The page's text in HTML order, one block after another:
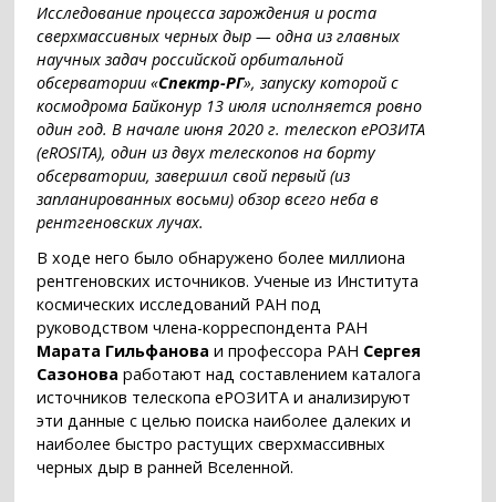
Исследование процесса зарождения и роста
сверхмассивных черных дыр — одна из главных
научных задач российской орбитальной
обсерватории «Спектр-РГ», запуску которой с
космодрома Байконур 13 июля исполняется ровно
один год. В начале июня 2020 г. телескоп еРОЗИТА
(eROSITA), один из двух телескопов на борту
обсерватории, завершил свой первый (из
запланированных восьми) обзор всего неба в
рентгеновских лучах.
В ходе него было обнаружено более миллиона
рентгеновских источников. Ученые из Института
космических исследований РАН под
руководством члена-корреспондента РАН
Марата Гильфанова и профессора РАН Сергея
Сазонова работают над составлением каталога
источников телескопа еРОЗИТА и анализируют
эти данные с целью поиска наиболее далеких и
наиболее быстро растущих сверхмассивных
черных дыр в ранней Вселенной.